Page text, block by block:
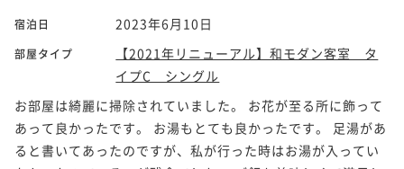
宿泊日 2023年6月10日
部屋タイプ
【2021年リニューアル】和モダン客室 タ
イプC シングル
お部屋は綺麗に掃除されていました。 お花が至る所に飾って
あって良かったです。 お湯もとても良かったです。 足湯があ
ると書いてあったのですが、私が行った時はお湯が入ってい